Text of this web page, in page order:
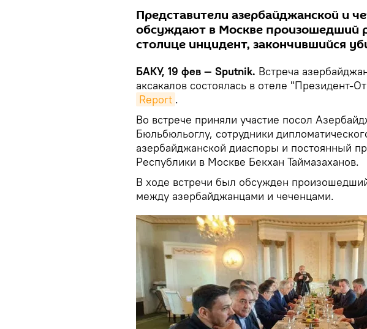
Представители азербайджанской и
обсуждают в Москве произошедший
столице инцидент, закончившийся
БАКУ, 19 фев — Sputnik. Встреча
аксакалов состоялась в отеле "Президент-
Report .
Во встрече приняли участие посол
Бюльбюльоглу, сотрудники
азербайджанской диаспоры и постоянный
Республики в Москве Бекхан Таймазаханов.
В ходе встречи был обсужден
между азербайджанцами и чеченцами.